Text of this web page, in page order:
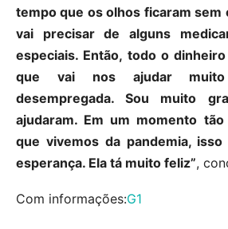
tempo que os olhos ficaram sem
vai precisar de alguns
especiais. Então, todo o
que vai nos ajudar
desempregada. Sou muito
ajudaram. Em um momento
que vivemos da pandemia,
esperança. Ela tá muito feliz”,
Com informações:G1